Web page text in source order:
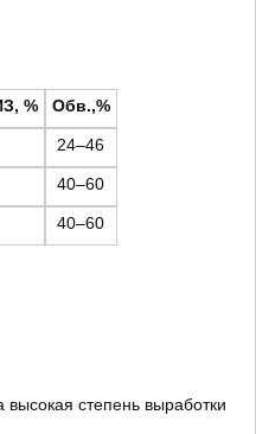
% Обв.,%
24–46
40–60
40–60
высокая степень выработки